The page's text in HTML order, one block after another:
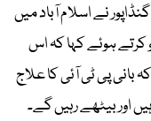
نے اسلام آباد میں
کرتے ہوئے کہا کہ اس
پی ٹی آئی کا علاج
اور بیٹھے رہیں گے۔